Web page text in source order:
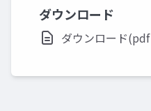
ダウンロード
ダウンロード